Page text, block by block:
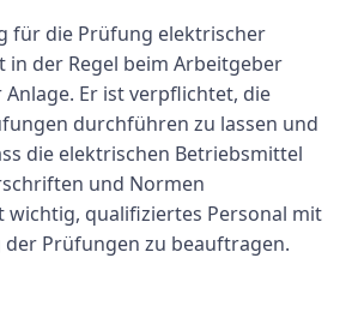
für die Prüfung elektrischer
in der Regel beim Arbeitgeber
Er ist verpflichtet, die
durchführen zu lassen und
die elektrischen Betriebsmittel
und Normen
wichtig, qualifiziertes Personal mit
Prüfungen zu beauftragen.